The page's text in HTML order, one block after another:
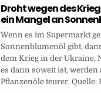
Droht wegen des
ein Mangel an
Wenn es im Supermarkt
Sonnenblumenöl gibt,
dem Krieg in der Ukraine.
es dann soweit ist, werden
Pflanzenöle teurer. Quelle: